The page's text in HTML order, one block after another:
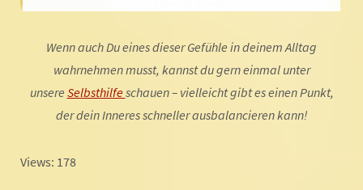
Wenn auch Du eines dieser Gefühle in deinem Alltag
wahrnehmen musst, kannst du gern einmal unter
unsere Selbsthilfeschauen – vielleicht gibt es einen Punkt,
der dein Inneres schneller ausbalancieren kann!
Views: 178